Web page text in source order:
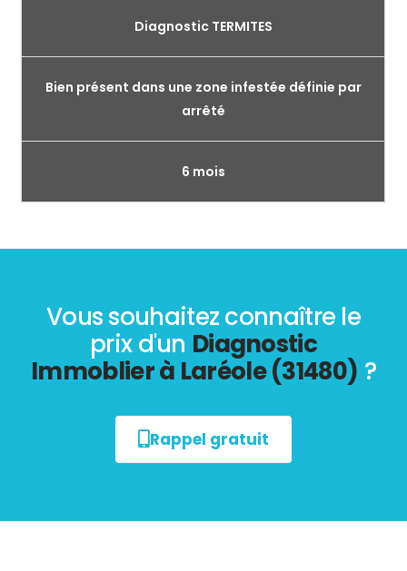
Diagnostic TERMITES
Bien présent dans une zone infestée définie par
arrêté
6 mois
Vous souhaitez connaître le
prix d'un Diagnostic
Immoblier à Laréole (31480) ?
Rappel gratuit